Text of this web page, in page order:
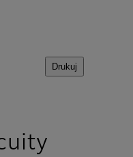
Drukuj